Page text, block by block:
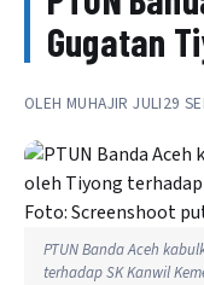
Gugatan
OLEH MUHAJIR JULI29
PTUN Banda Aceh
terhadap SK Kanwil